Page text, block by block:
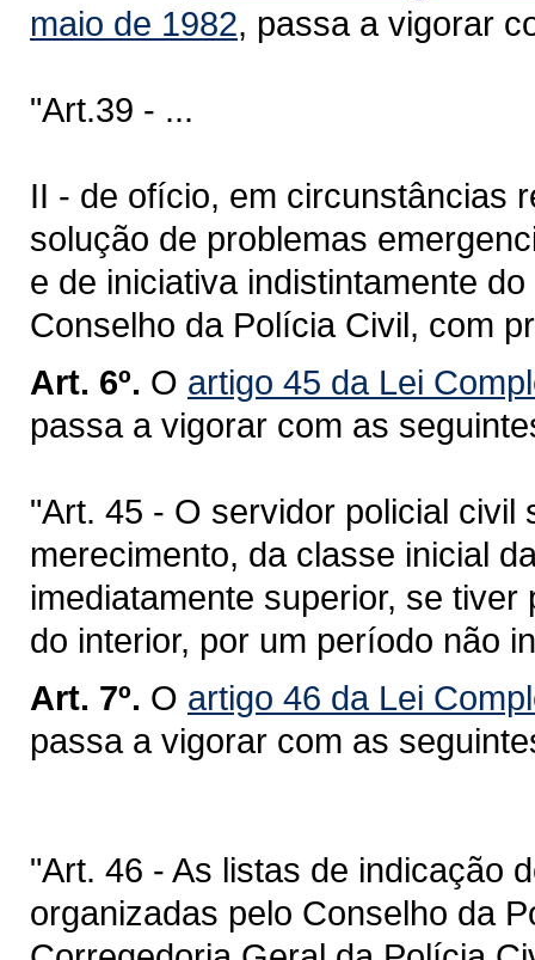
maio de 1982, passa a vigorar
"Art.39 - ...
II - de ofício, em circunstâncias
solução de problemas
e de iniciativa indistintamente
Conselho da Polícia Civil, com
Art. 6º. O artigo 45 da Lei
passa a vigorar com as
"Art. 45 - O servidor policial
merecimento, da classe inicial
imediatamente superior, se
do interior, por um período não
Art. 7º. O artigo 46 da Lei
passa a vigorar com as
"Art. 46 - As listas de indicação
organizadas pelo Conselho da